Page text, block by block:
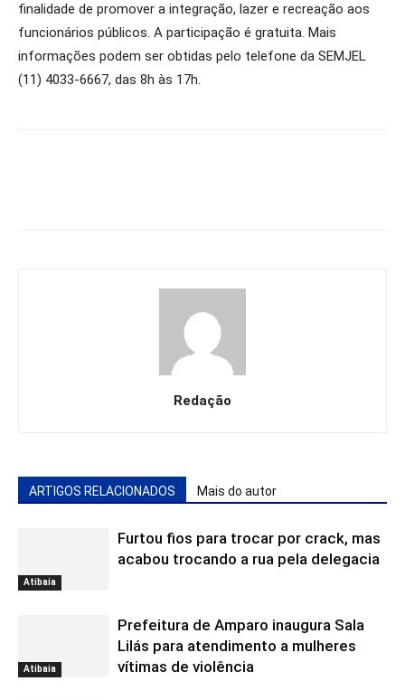
finalidade de promover a integração, lazer e recreação aos
funcionários públicos. A participação é gratuita. Mais
informações podem ser obtidas pelo telefone da SEMJEL
(11) 4033-6667, das 8h às 17h.
Redação
ARTIGOS RELACIONADOS Mais do autor
Atibaia
Furtou fios para trocar por crack, mas
acabou trocando a rua pela delegacia
Atibaia
Prefeitura de Amparo inaugura Sala
Lilás para atendimento a mulheres
vítimas de violência